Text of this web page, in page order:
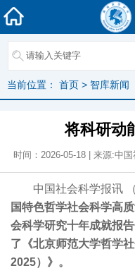
当前位置： 首页 > 智库新闻
将科研动
时间：2026-05-18 | 来源:中
中国社会科学报讯
国特色哲学社会科学高
会科学研究十年成就报
了《北京师范大学哲学
2025）》。